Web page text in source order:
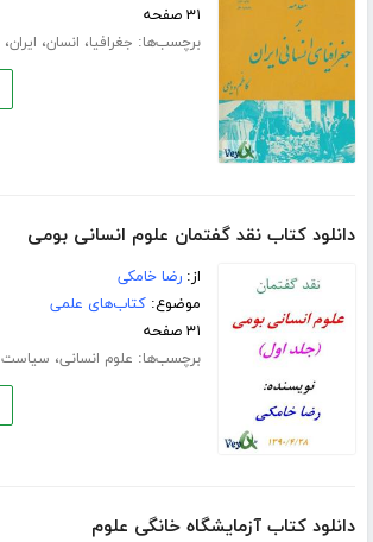
۳۱ صفحه
برچسب‌ها: جغرافیا، انسان، ایران،
دانلود کتاب نقد گفتمان علوم انسانی بومی
از:رضا خامکی
موضوع:کتاب‌های علمی
۳۱ صفحه
برچسب‌ها: علوم انسانی، سیاست
دانلود کتاب آزمایشگاه خانگی علوم